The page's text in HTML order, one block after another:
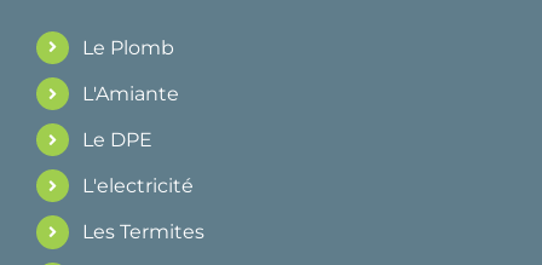
Le Plomb
L'Amiante
Le DPE
L'electricité
Les Termites